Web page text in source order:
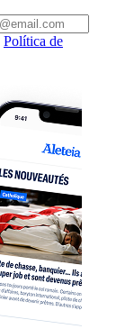
Política de